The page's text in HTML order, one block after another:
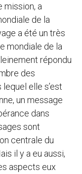
mission, a
de la
a été un très
mondiale de la
répondu
des
elle s’est
un message
dans
sont
centrale du
il y a eu aussi,
aspects eux